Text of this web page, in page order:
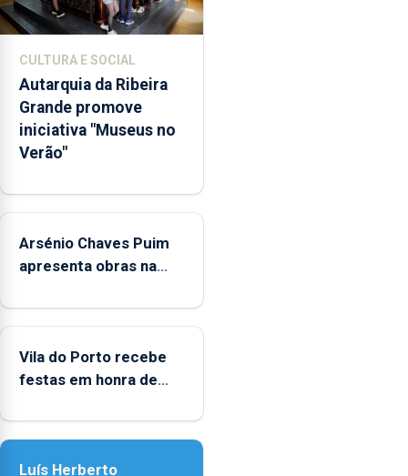
e
núcleos
integrados
na
Rede
Municipal
de
aos
durante
o
de
entre
as
e
as
18h00.
CULTURA E SOCIAL
Autarquia da Ribeira
Grande promove
iniciativa "Museus no
Verão"
Arsénio Chaves Puim
apresenta obras na
Porto
Vila do Porto recebe
festas em honra de
Assunção
Luís Herberto